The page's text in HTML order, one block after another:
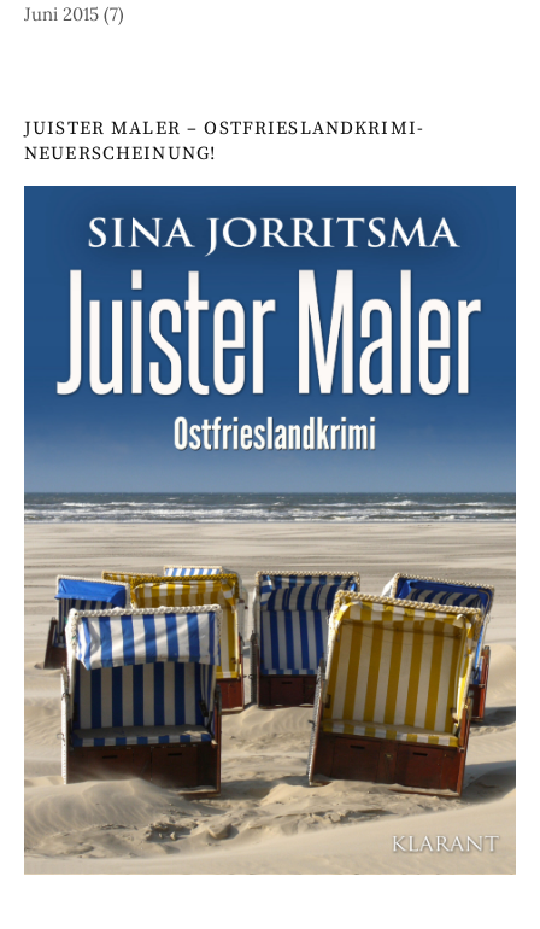
Juni 2015 (7)
JUISTER MALER – OSTFRIESLANDKRIMI-
NEUERSCHEINUNG!